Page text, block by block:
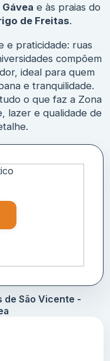
e às praias do
de Freitas.
e praticidade: ruas
compõem
ideal para quem
e tranquilidade.
o que faz a Zona
lazer e qualidade de
de São Vicente -